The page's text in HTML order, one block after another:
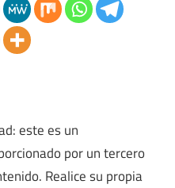
este es un
por un tercero
Realice su propia